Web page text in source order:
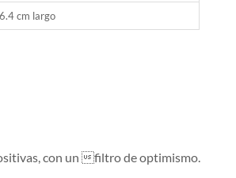
cm largo
con un filtro de optimismo.